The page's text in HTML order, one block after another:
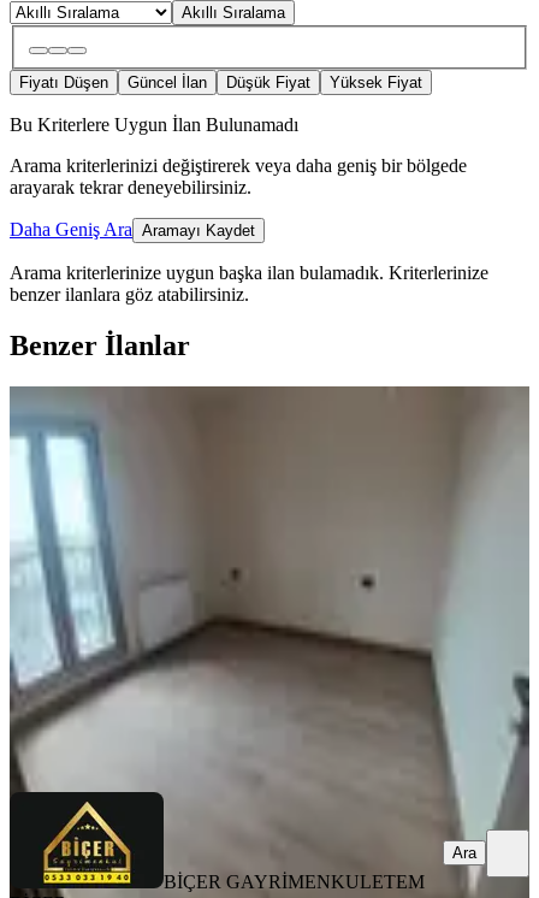
Akıllı Sıralama
Fiyatı Düşen Güncel İlan Düşük Fiyat Yüksek Fiyat
Bu Kriterlere Uygun İlan Bulunamadı
Arama kriterlerinizi değiştirerek veya daha geniş bir bölgede
arayarak tekrar deneyebilirsiniz.
Daha Geniş Ara Aramayı Kaydet
Arama kriterlerinize uygun başka ilan bulamadık. Kriterlerinize
benzer ilanlara göz atabilirsiniz.
Benzer İlanlar
BİÇER GAYRİMENKUL
BİÇER GAYRİMENKULETEM
Ara